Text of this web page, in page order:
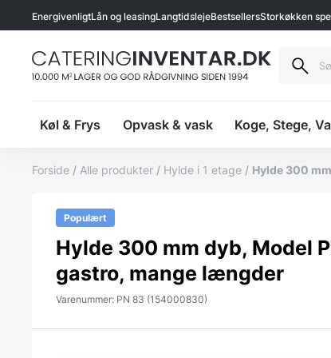
EnergivenligtLån og leasingLangtidslejeBestsellersStorkøkken
Køl & Frys Opvask & vask Koge, Stege,
Forside / Alle produkter / Hylde i 1 etage / Hylde 300
Populært
Hylde 300 mm dyb, Model
gastro, mange længder
Varenummer: PN 83 (154000830)